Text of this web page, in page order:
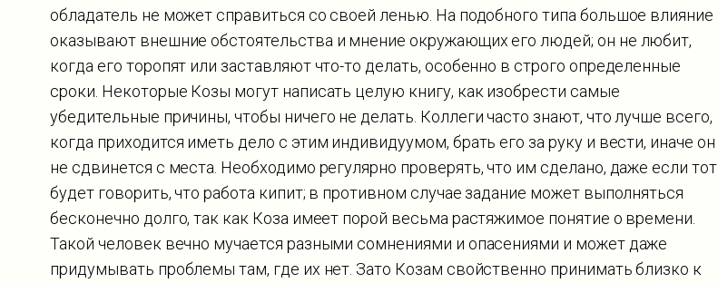
обладатель не может справиться со своей ленью. На подобного типа большое влияние
оказывают внешние обстоятельства и мнение окружающих его людей; он не любит,
когда его торопят или заставляют что-то делать, особенно в строго определенные
сроки. Некоторые Козы могут написать целую книгу, как изобрести самые
убедительные причины, чтобы ничего не делать. Коллеги часто знают, что лучше всего,
когда приходится иметь дело с этим индивидуумом, брать его за руку и вести, иначе он
не сдвинется с места. Необходимо регулярно проверять, что им сделано, даже если тот
будет говорить, что работа кипит; в противном случае задание может выполняться
бесконечно долго, так как Коза имеет порой весьма растяжимое понятие о времени.
Такой человек вечно мучается разными сомнениями и опасениями и может даже
придумывать проблемы там, где их нет. Зато Козам свойственно принимать близко к